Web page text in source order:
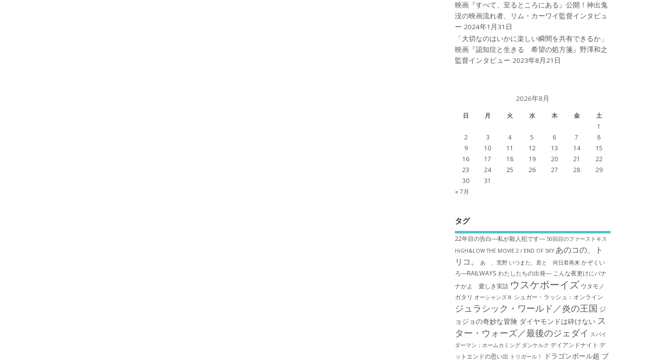
映画『すべて、至るところにある』公開！神出鬼
没の映画流れ者、リム・カーワイ監督インタビュ
ー 2024年1月31日
「大切なのはいかに楽しい瞬間を共有できるか」
映画『認知症と生きる 希望の処方箋』野澤和之
監督インタビュー 2023年8月21日
2026年8月
日 月 火 水 木 金
土
1
2
3 4 5 6 7
8
9
10 11 12 13 14
15
16
17 18 19 20 21
22
23
24 25 26 27 28
29
30
31
« 7月
タグ
22年目の告白―私が殺人犯です― 50回目のファーストキス
HiGH&LOW THE MOVIE 2 / END OF SKY あのコの、ト
リコ。
あゝ、荒野 いつまた、君と 何日君再来 かぞくい
ろ―RAILWAYS わたしたちの出発― こんな夜更けにバナ
ナかよ 愛しき実話 ウスケボーイズ ウタモノ
ガタリ オーシャンズ８ シュガー・ラッシュ：オ​ンライン
ジュラシック・ワールド／炎の王国 ジ
ョジョの奇妙な冒険 ダイヤモンドは砕けない ス
ター・ウォーズ／最後のジェダイ スパイ
ダーマン：ホームカミング ダンケルク デイアンドナイト デ
ットエンドの思い出
トリガール！ ドラゴンボール超 ブ